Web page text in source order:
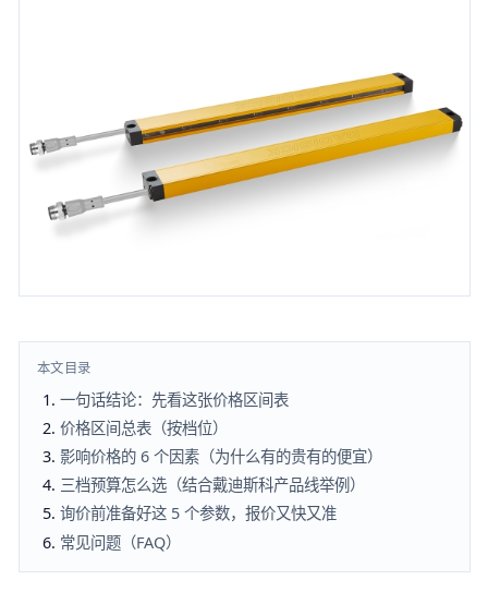
本文目录
一句话结论：先看这张价格区间表
价格区间总表（按档位）
影响价格的 6 个因素（为什么有的贵有的便宜）
三档预算怎么选（结合戴迪斯科产品线举例）
询价前准备好这 5 个参数，报价又快又准
常见问题（FAQ）